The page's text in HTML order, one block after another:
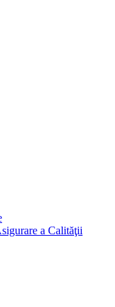
a Calităţii